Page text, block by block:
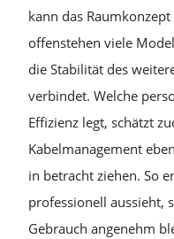
kann das
offenstehen viele
die Stabilität des
verbindet. Welche
Effizienz legt, schätzt
Kabelmanagement
in betracht ziehen. So
professionell aussieht,
Gebrauch angenehm